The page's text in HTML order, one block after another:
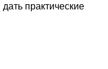
практические